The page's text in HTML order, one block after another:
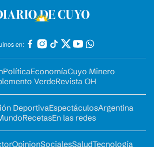
en:
PolíticaEconomíaCuyo Minero
VerdeRevista OH
DeportivaEspectáculosArgentina
RecetasEn las redes
OpinionSocialesSaludTecnología